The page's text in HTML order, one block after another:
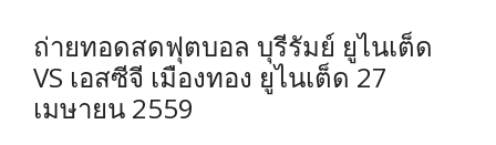
ถ่ายทอดสดฟุตบอล บุรีรัมย์ ยูไนเต็ด
VS เอสซีจี เมืองทอง ยูไนเต็ด 27
เมษายน 2559